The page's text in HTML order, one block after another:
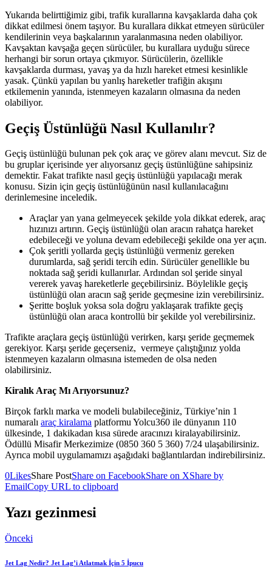
Yukarıda belirttiğimiz gibi, trafik kurallarına kavşaklarda daha çok
dikkat edilmesi önem taşıyor. Bu kurallara dikkat etmeyen sürücüler
kendilerinin veya başkalarının yaralanmasına neden olabiliyor.
Kavşaktan kavşağa geçen sürücüler, bu kurallara uyduğu sürece
herhangi bir sorun ortaya çıkmıyor. Sürücülerin, özellikle
kavşaklarda durması, yavaş ya da hızlı hareket etmesi kesinlikle
yasak. Çünkü yapılan bu yanlış hareketler trafiğin akışını
etkilemenin yanında, istenmeyen kazaların olmasına da neden
olabiliyor.
Geçiş Üstünlüğü Nasıl Kullanılır?
Geçiş üstünlüğü bulunan pek çok araç ve görev alanı mevcut. Siz de
bu gruplar içerisinde yer alıyorsanız geçiş üstünlüğüne sahipsiniz
demektir. Fakat trafikte nasıl geçiş üstünlüğü yapılacağı merak
konusu. Sizin için geçiş üstünlüğünün nasıl kullanılacağını
derinlemesine inceledik.
Araçlar yan yana gelmeyecek şekilde yola dikkat ederek, araç
hızınızı artırın. Geçiş üstünlüğü olan aracın rahatça hareket
edebileceği ve yoluna devam edebileceği şekilde ona yer açın.
Çok şeritli yollarda geçiş üstünlüğü vermeniz gereken
durumlarda, sağ şeridi tercih edin. Sürücüler genellikle bu
noktada sağ şeridi kullanırlar. Ardından sol şeride sinyal
vererek yavaş hareketlerle geçebilirsiniz. Böylelikle geçiş
üstünlüğü olan aracın sağ şeride geçmesine izin verebilirsiniz.
Şeritte boşluk yoksa sola doğru yaklaşarak trafikte geçiş
üstünlüğü olan araca kontrollü bir şekilde yol verebilirsiniz.
Trafikte araçlara geçiş üstünlüğü verirken, karşı şeride geçmemek
gerekiyor. Karşı şeride geçerseniz, vermeye çalıştığınız yolda
istenmeyen kazaların olmasına istemeden de olsa neden
olabilirsiniz.
Kiralık Araç Mı Arıyorsunuz?
Birçok farklı marka ve modeli bulabileceğiniz, Türkiye’nin 1
numaralı araç kiralama platformu Yolcu360 ile dünyanın 110
ülkesinde, 1 dakikadan kısa sürede aracınızı kiralayabilirsiniz.
Ödüllü Misafir Merkezimize (0850 360 5 360) 7/24 ulaşabilirsiniz.
Ayrıca mobil uygulamamızı aşağıdaki bağlantılardan indirebilirsiniz.
0LikesShare PostShare on FacebookShare on XShare by
EmailCopy URL to clipboard
Yazı gezinmesi
Önceki
Jet Lag Nedir? Jet Lag’i Atlatmak İçin 5 İpucu